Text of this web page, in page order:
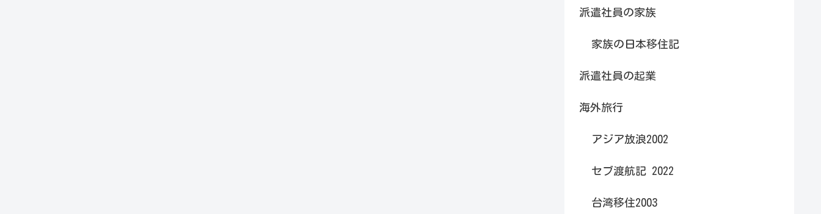
派遣社員の家族
家族の日本移住記
派遣社員の起業
海外旅行
アジア放浪2002
セブ渡航記 2022
台湾移住2003